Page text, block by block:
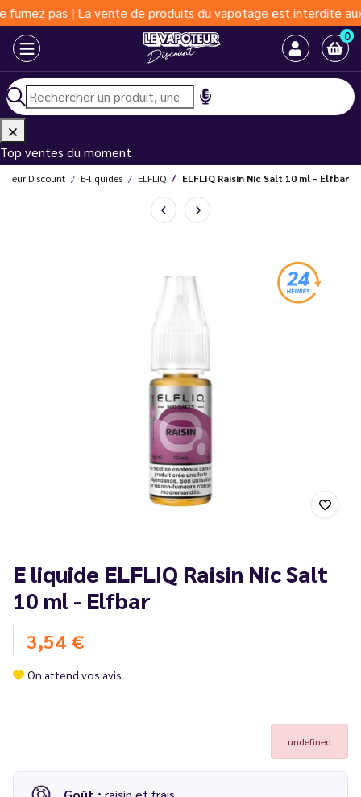
pas | La vente de produits du vapotage est interdite aux
0
Top ventes du moment
Discount E-liquides ELFLIQ ELFLIQ Raisin Nic Salt 10 ml - Elfbar
E liquide ELFLIQ Raisin Nic Salt
10 ml - Elfbar
3,54 €
On attend vos avis
undefined